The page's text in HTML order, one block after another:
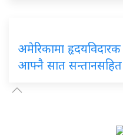
अमेरिकामा हृदयविदारक
आफ्नै सात